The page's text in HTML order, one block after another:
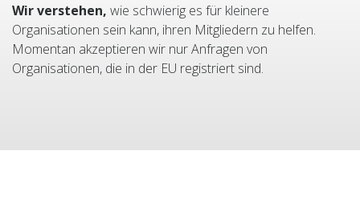
Wir verstehen, wie schwierig es für kleinere
Organisationen sein kann, ihren Mitgliedern zu helfen.
Momentan akzeptieren wir nur Anfragen von
Organisationen, die in der EU registriert sind.